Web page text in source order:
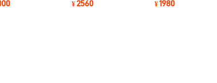
发酵桶
¥2560 ¥1980